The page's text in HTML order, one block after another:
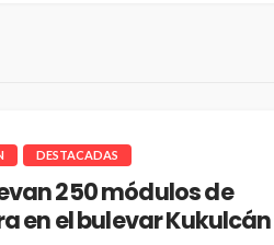
DESTACADAS
250 módulos de
en el bulevar Kukulcán